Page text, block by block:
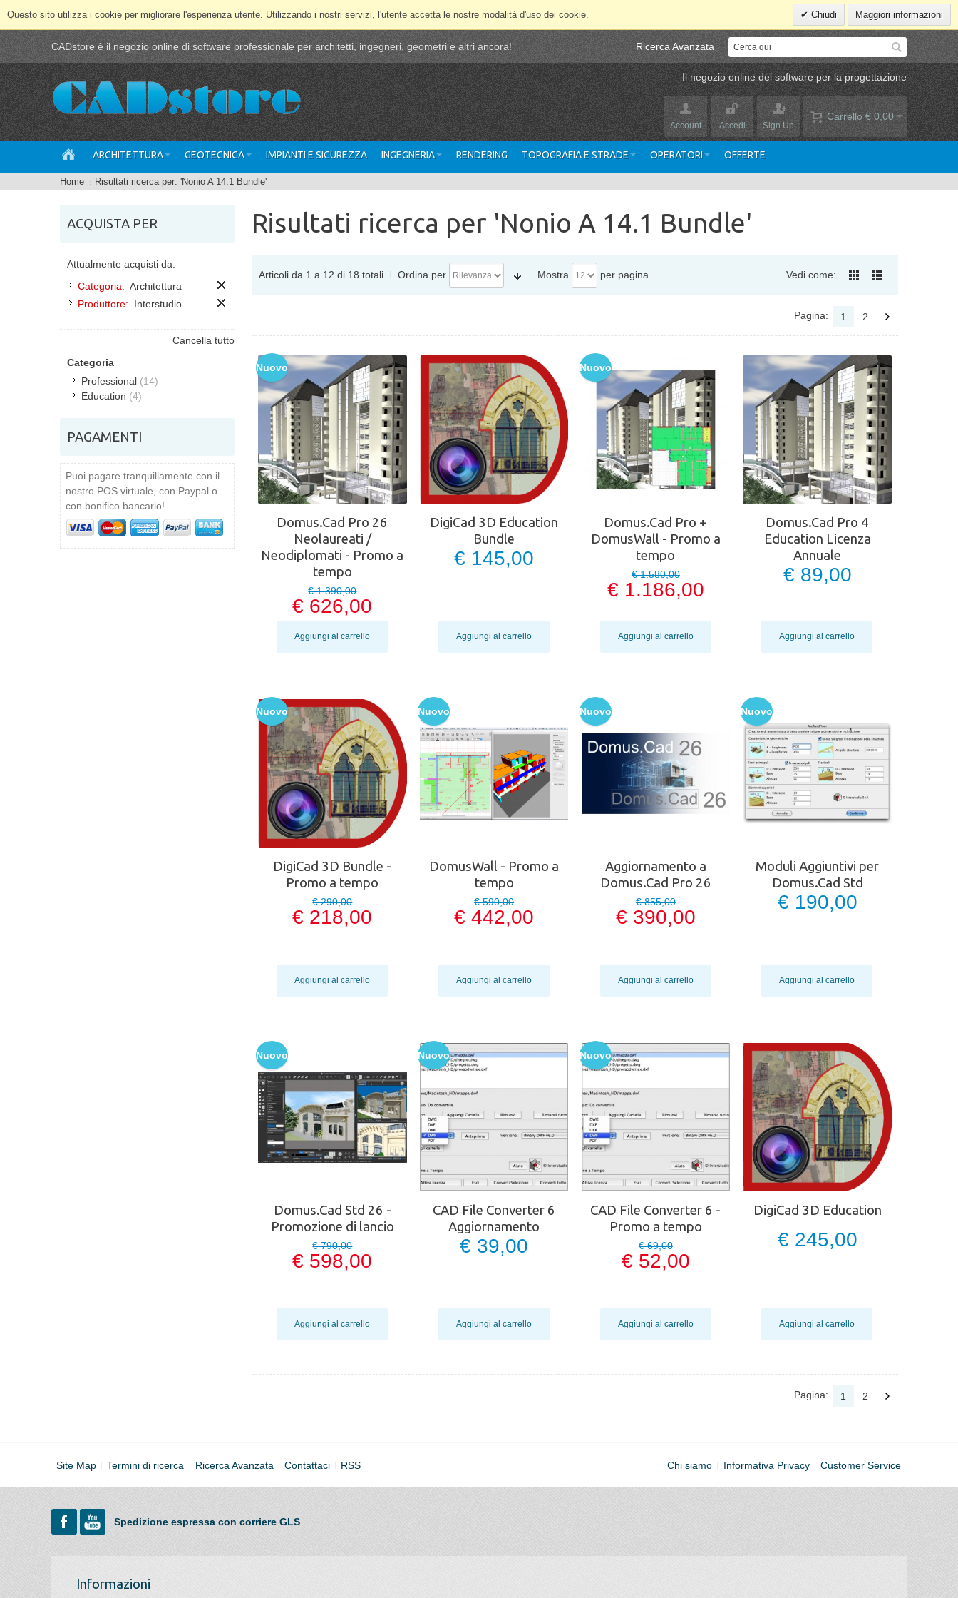
Questo sito utilizza i cookie per migliorare l'esperienza utente. Utilizzando i nostri servizi, l'utente accetta le nostre modalità d'uso dei cookie. Chiudi Maggiori informazioni
CADstore è il negozio online di software professionale per architetti, ingegneri, geometri e altri ancora! Ricerca Avanzata
Il negozio online del software per la progettazione
Carrello € 0,00
Account Accedi Sign Up
ARCHITETTURA GEOTECNICA IMPIANTI E SICUREZZA INGEGNERIA RENDERING TOPOGRAFIA E STRADE OPERATORI OFFERTE
Home Risultati ricerca per: 'Nonio A 14.1 Bundle'
Risultati ricerca per 'Nonio A 14.1 Bundle'
Articoli da 1 a 12 di 18 totali Ordina per Mostra per pagina Vedi come:
Pagina: 1 2
Nuovo
Domus.Cad Pro 26
Neolaureati /
Neodiplomati - Promo a
tempo
€ 1.390,00
€ 626,00
Aggiungi al carrello
DigiCad 3D Education
Bundle
€ 145,00
Aggiungi al carrello
Nuovo
Domus.Cad Pro +
DomusWall - Promo a
tempo
€ 1.580,00
€ 1.186,00
Aggiungi al carrello
Domus.Cad Pro 4
Education Licenza
Annuale
€ 89,00
Aggiungi al carrello
Nuovo
DigiCad 3D Bundle -
Promo a tempo
€ 290,00
€ 218,00
Aggiungi al carrello
Nuovo
DomusWall - Promo a
tempo
€ 590,00
€ 442,00
Aggiungi al carrello
Nuovo
Aggiornamento a
Domus.Cad Pro 26
€ 855,00
€ 390,00
Aggiungi al carrello
Nuovo
Moduli Aggiuntivi per
Domus.Cad Std
€ 190,00
Aggiungi al carrello
Nuovo
Domus.Cad Std 26 -
Promozione di lancio
€ 790,00
€ 598,00
Aggiungi al carrello
Nuovo
CAD File Converter 6
Aggiornamento
€ 39,00
Aggiungi al carrello
Nuovo
CAD File Converter 6 -
Promo a tempo
€ 69,00
€ 52,00
Aggiungi al carrello
DigiCad 3D Education
€ 245,00
Aggiungi al carrello
Pagina: 1 2
ACQUISTA PER
Attualmente acquisti da:
Categoria: Architettura
Produttore:
Interstudio
Cancella tutto
Categoria
Professional (14)
Education (4)
PAGAMENTI
Puoi pagare tranquillamente con il
nostro POS virtuale, con Paypal o
con bonifico bancario!
Site Map Termini di ricerca Ricerca Avanzata Contattaci RSS Chi siamo Informativa Privacy Customer Service
Spedizione espressa con corriere GLS
Informazioni